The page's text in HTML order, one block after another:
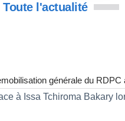
Toute l'actualité
générale du
à Issa Tchiroma Bakary